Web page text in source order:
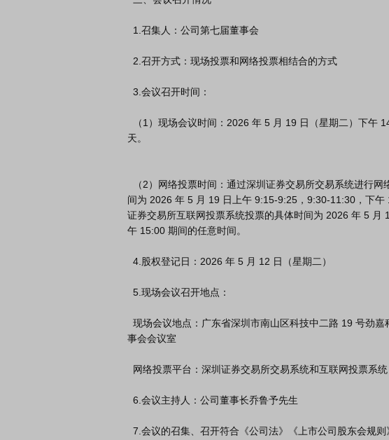
天。
间为 2026 年 5 月 19 日上午 9:15-9:25，9:30-11:30，下午
证券交易所互联网投票系统投票的具体时间为 2026 年 5 月
午 15:00 期间的任意时间。
事会会议室